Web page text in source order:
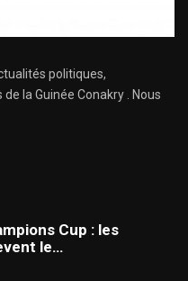
politiques,
la Guinée Conakry . Nous
Cup : les
le…